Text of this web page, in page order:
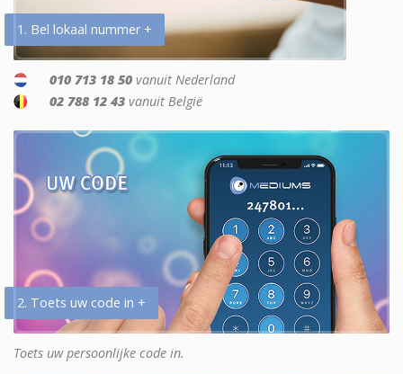
1. Bel lokaal nummer +
010 713 18 50 vanuit Nederland
02 788 12 43 vanuit België
2. Toets uw code in +
Toets uw persoonlijke code in.